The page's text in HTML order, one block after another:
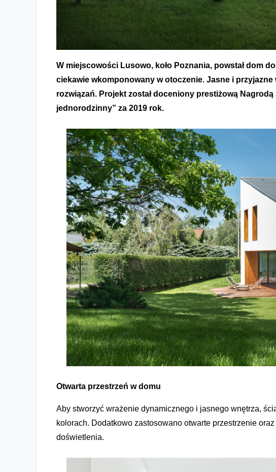
W miejscowości Lusowo, koło Poznania, powstał dom
ciekawie wkomponowany w otoczenie. Jasne i
rozwiązań. Projekt został doceniony prestiżową
jednorodzinny” za 2019 rok.
Otwarta przestrzeń w domu
Aby stworzyć wrażenie dynamicznego i jasnego wnętrza,
kolorach. Dodatkowo zastosowano otwarte przestrzenie
doświetlenia.